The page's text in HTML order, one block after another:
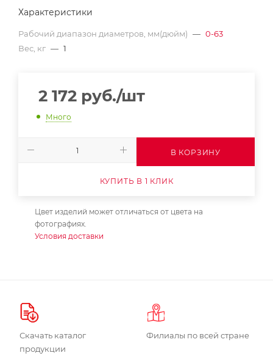
Характеристики
Рабочий диапазон диаметров, мм(дюйм) — 0-63
Вес, кг — 1
2 172 руб./шт
Много
В КОРЗИНУ
КУПИТЬ В 1 КЛИК
Цвет изделий может отличаться от цвета на
фотографиях.
Условия доставки
Скачать каталог
продукции
Филиалы по всей стране